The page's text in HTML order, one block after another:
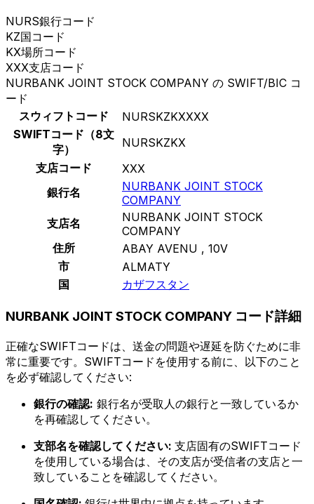
NURS銀行コード
KZ国コード
KX場所コード
XXX支店コード
NURBANK JOINT STOCK COMPANY の SWIFT/BIC コ
ード
スウィフトコード
NURSKZKXXXX
SWIFTコード（8文
字）
NURSKZKX
支店コード
XXX
銀行名
NURBANK JOINT STOCK
COMPANY
支店名
NURBANK JOINT STOCK
COMPANY
住所
ABAY AVENU , 10V
市
ALMATY
国
カザフスタン
NURBANK JOINT STOCK COMPANY コード詳細
正確なSWIFTコードは、送金の問題や遅延を防ぐために非
常に重要です。SWIFTコードを使用する前に、以下のこと
を必ず確認してください:
銀行の確認: 銀行名が受取人の銀行と一致しているか
を再確認してください。
支部名を確認してください: 支店固有のSWIFTコード
を使用している場合は、その支店が受信者の支店と一
致していることを確認してください。